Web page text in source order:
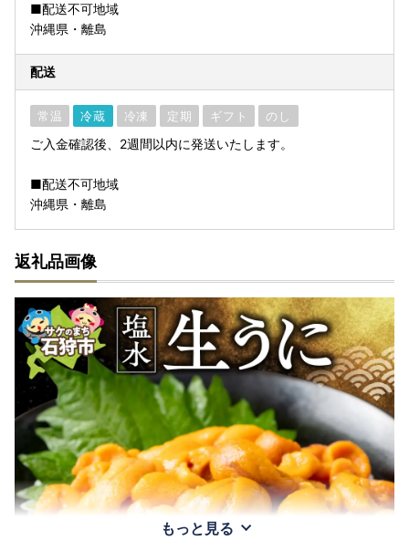
■配送不可地域
沖縄県・離島
配送
常温 冷蔵 冷凍 定期 ギフト のし
ご入金確認後、2週間以内に発送いたします。
■配送不可地域
沖縄県・離島
返礼品画像
もっと見る